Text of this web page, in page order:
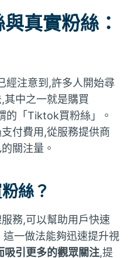
真實粉絲：
經注意到,許多人開始尋
其中之一就是購買
的「Tiktok買粉絲」。
付費用,從服務提供商
關注量。
絲？
務,可以幫助用戶快速
一做法能夠迅速提升視
吸引更多的觀眾關注,提